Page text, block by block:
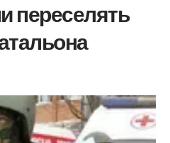
переселять